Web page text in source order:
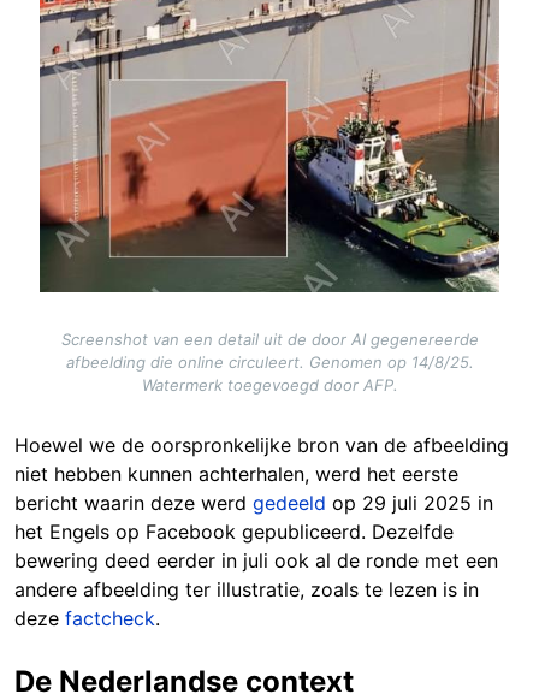
Screenshot van een detail uit de door AI gegenereerde
afbeelding die online circuleert. Genomen op 14/8/25.
Watermerk toegevoegd door AFP.
Hoewel we de oorspronkelijke bron van de afbeelding
niet hebben kunnen achterhalen, werd het eerste
bericht waarin deze werd gedeeld op 29 juli 2025 in
het Engels op Facebook gepubliceerd. Dezelfde
bewering deed eerder in juli ook al de ronde met een
andere afbeelding ter illustratie, zoals te lezen is in
deze factcheck.
De Nederlandse context